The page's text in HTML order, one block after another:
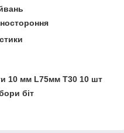
10 мм L75мм T30 10 шт
біт